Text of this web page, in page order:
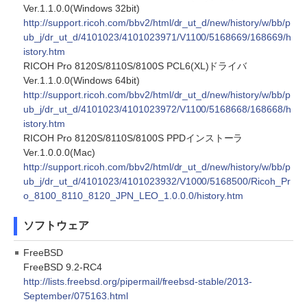
Ver.1.1.0.0(Windows 32bit)
http://support.ricoh.com/bbv2/html/dr_ut_d/new/history/w/bb/p
ub_j/dr_ut_d/4101023/4101023971/V1100/5168669/168669/h
istory.htm
RICOH Pro 8120S/8110S/8100S PCL6(XL)ドライバ
Ver.1.1.0.0(Windows 64bit)
http://support.ricoh.com/bbv2/html/dr_ut_d/new/history/w/bb/p
ub_j/dr_ut_d/4101023/4101023972/V1100/5168668/168668/h
istory.htm
RICOH Pro 8120S/8110S/8100S PPDインストーラ
Ver.1.0.0.0(Mac)
http://support.ricoh.com/bbv2/html/dr_ut_d/new/history/w/bb/p
ub_j/dr_ut_d/4101023/4101023932/V1000/5168500/Ricoh_Pr
o_8100_8110_8120_JPN_LEO_1.0.0.0/history.htm
ソフトウェア
FreeBSD
FreeBSD 9.2-RC4
http://lists.freebsd.org/pipermail/freebsd-stable/2013-
September/075163.html